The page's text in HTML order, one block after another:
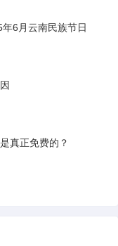
6月云南民族节日
真正免费的？